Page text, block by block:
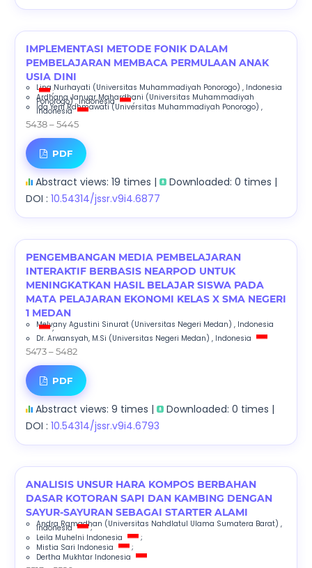
IMPLEMENTASI METODE FONIK DALAM
PEMBELAJARAN MEMBACA PERMULAAN ANAK
USIA DINI
Lina Nurhayati (Universitas Muhammadiyah Ponorogo) , Indonesia
;
Ardhana Januar Mahardhani (Universitas Muhammadiyah
Ponorogo) , Indonesia ;
Ida Yeni Rahmawati(Universitas Muhammadiyah Ponorogo) ,
Indonesia
5438 – 5445
PDF
Abstract views: 19 times |
Downloaded: 0 times |
DOI : 10.54314/jssr.v9i4.6877
PENGEMBANGAN MEDIA PEMBELAJARAN
INTERAKTIF BERBASIS NEARPOD UNTUK
MENINGKATKAN HASIL BELAJAR SISWA PADA
MATA PELAJARAN EKONOMI KELAS X SMA NEGERI
1 MEDAN
Melvany Agustini Sinurat (Universitas Negeri Medan) , Indonesia
;
Dr. Arwansyah, M.Si (Universitas Negeri Medan) , Indonesia
5473 – 5482
PDF
Abstract views: 9 times |
Downloaded: 0 times |
DOI : 10.54314/jssr.v9i4.6793
ANALISIS UNSUR HARA KOMPOS BERBAHAN
DASAR KOTORAN SAPI DAN KAMBING DENGAN
SAYUR-SAYURAN SEBAGAI STARTER ALAMI
Andra Ramadhan (Universitas Nahdlatul Ulama Sumatera Barat) ,
Indonesia
;
Leila Muhelni Indonesia
;
Mistia Sari Indonesia
;
Dertha Mukhtar Indonesia